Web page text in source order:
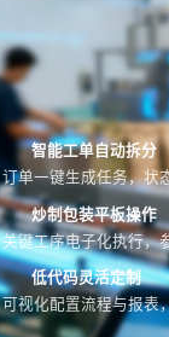
智能工单自动拆分
订单一键生成任务，状
炒制包装平板操作
关键工序电子化执行，
低代码灵活定制
可视化配置流程与报表